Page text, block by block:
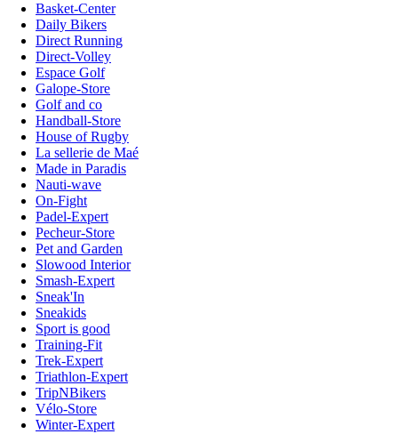
Basket-Center
Daily Bikers
Direct Running
Direct-Volley
Espace Golf
Galope-Store
Golf and co
Handball-Store
House of Rugby
La sellerie de Maé
Made in Paradis
Nauti-wave
On-Fight
Padel-Expert
Pecheur-Store
Pet and Garden
Slowood Interior
Smash-Expert
Sneak'In
Sneakids
Sport is good
Training-Fit
Trek-Expert
Triathlon-Expert
TripNBikers
Vélo-Store
Winter-Expert